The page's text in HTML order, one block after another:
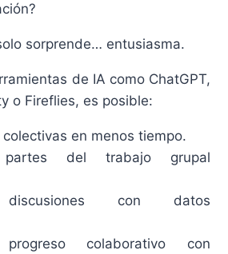
sorprende… entusiasma.
de IA como ChatGPT,
o Fireflies, es posible:
en menos tiempo.
partes del trabajo grupal
discusiones con datos
colaborativo con